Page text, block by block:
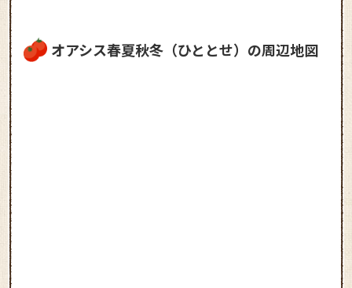
オアシス春夏秋冬（ひととせ）の周辺地図